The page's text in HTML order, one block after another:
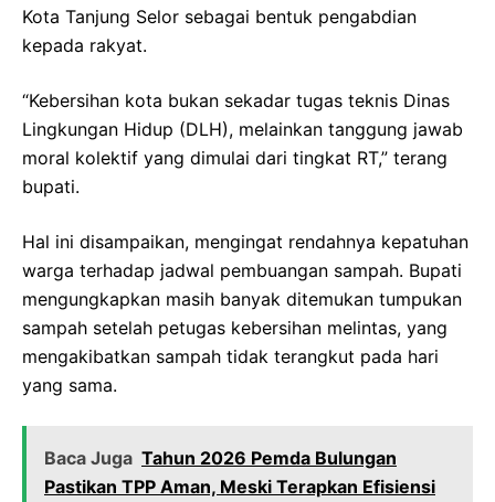
Kota Tanjung Selor sebagai bentuk pengabdian
kepada rakyat.
“Kebersihan kota bukan sekadar tugas teknis Dinas
Lingkungan Hidup (DLH), melainkan tanggung jawab
moral kolektif yang dimulai dari tingkat RT,” terang
bupati.
Hal ini disampaikan, mengingat rendahnya kepatuhan
warga terhadap jadwal pembuangan sampah. Bupati
mengungkapkan masih banyak ditemukan tumpukan
sampah setelah petugas kebersihan melintas, yang
mengakibatkan sampah tidak terangkut pada hari
yang sama.
Baca Juga ‎Tahun 2026 Pemda Bulungan
Pastikan TPP Aman, Meski Terapkan Efisiensi